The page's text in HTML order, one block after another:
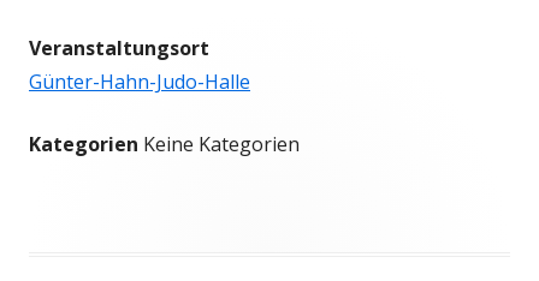
Veranstaltungsort
Günter-Hahn-Judo-Halle
Kategorien Keine Kategorien